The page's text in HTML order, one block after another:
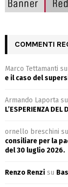
COMMENTI
Marco Tettamanti su
e il caso del
Armando Laporta su
L’ESPERIENZA DEL
ornello breschini su
consiliare per la
del 30 luglio 2026.
Renzo Renzi su